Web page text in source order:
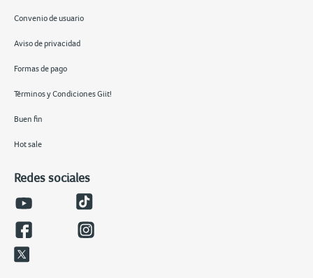
Convenio de usuario
Aviso de privacidad
Formas de pago
Términos y Condiciones Giit!
Buen fin
Hot sale
Redes sociales